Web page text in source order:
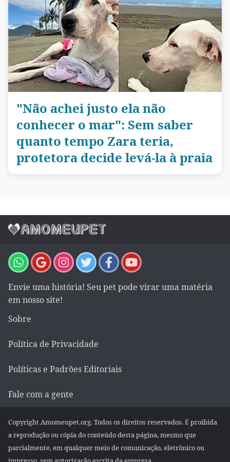
"Não achei justo ela não
conhecer o mar": Sem saber
quanto tempo Zara teria,
protetora decide levá-la à praia
Envie uma história! Seu pet pode virar uma matéria
em nosso site!
Sobre
Política de Privacidade
Políticas e Padrões Editoriais
Fale com a gente
Copyright Amomeupet.org. Todos os direitos reservados. É proibida
a reprodução ou cópia do conteúdo desta página, mesmo que
parcialmente, em qualquer meio de comunicação, eletrônico ou